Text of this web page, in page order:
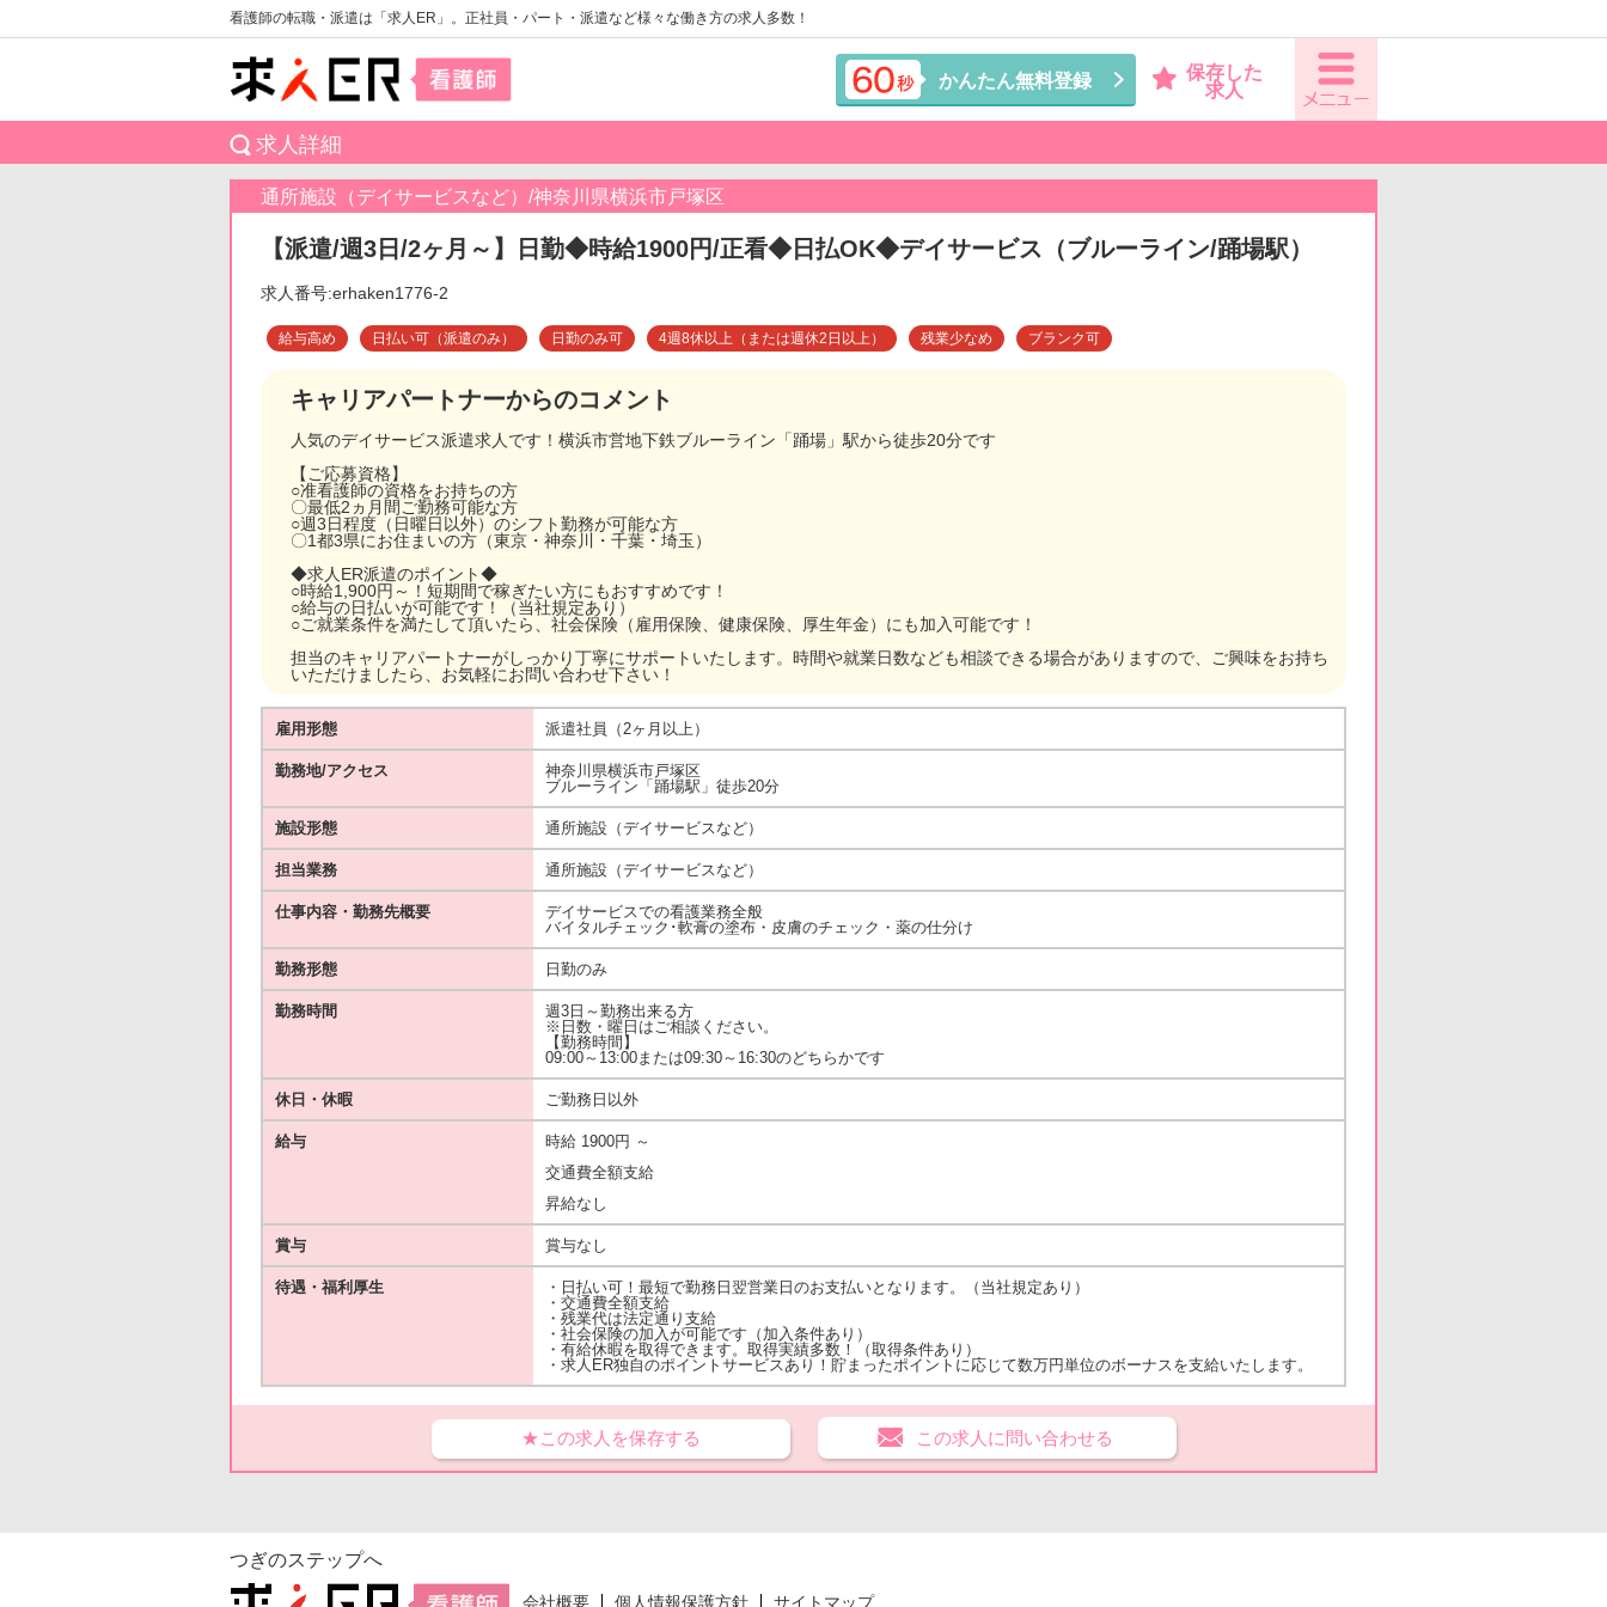
看護師の転職・派遣は「求人ER」。正社員・パート・派遣など様々な働き方の求人多数！
かんたん無料登録
保存した
求人
求人詳細
通所施設（デイサービスなど）/神奈川県横浜市戸塚区
【派遣/週3日/2ヶ月～】日勤◆時給1900円/正看◆日払OK◆デイサービス（ブルーライン/踊場駅）
求人番号:erhaken1776-2
給与高め 日払い可（派遣のみ） 日勤のみ可 4週8休以上（または週休2日以上） 残業少なめ ブランク可
キャリアパートナーからのコメント
人気のデイサービス派遣求人です！横浜市営地下鉄ブルーライン「踊場」駅から徒歩20分です
【ご応募資格】
○准看護師の資格をお持ちの方
〇最低2ヵ月間ご勤務可能な方
○週3日程度（日曜日以外）のシフト勤務が可能な方
〇1都3県にお住まいの方（東京・神奈川・千葉・埼玉）
◆求人ER派遣のポイント◆
○時給1,900円～！短期間で稼ぎたい方にもおすすめです！
○給与の日払いが可能です！（当社規定あり）
○ご就業条件を満たして頂いたら、社会保険（雇用保険、健康保険、厚生年金）にも加入可能です！
担当のキャリアパートナーがしっかり丁寧にサポートいたします。時間や就業日数なども相談できる場合がありますので、ご興味をお持ち
いただけましたら、お気軽にお問い合わせ下さい！
雇用形態 派遣社員（2ヶ月以上）
勤務地/アクセス
神奈川県横浜市戸塚区
ブルーライン「踊場駅」徒歩20分
施設形態 通所施設（デイサービスなど）
担当業務 通所施設（デイサービスなど）
仕事内容・勤務先概要
デイサービスでの看護業務全般
バイタルチェック･軟膏の塗布・皮膚のチェック・薬の仕分け
勤務形態 日勤のみ
勤務時間
週3日～勤務出来る方
※日数・曜日はご相談ください。
【勤務時間】
09:00～13:00または09:30～16:30のどちらかです
休日・休暇 ご勤務日以外
給与
時給 1900円 ～
交通費全額支給
昇給なし
賞与 賞与なし
待遇・福利厚生
・日払い可！最短で勤務日翌営業日のお支払いとなります。（当社規定あり）
・交通費全額支給
・残業代は法定通り支給
・社会保険の加入が可能です（加入条件あり）
・有給休暇を取得できます。取得実績多数！（取得条件あり）
・求人ER独自のポイントサービスあり！貯まったポイントに応じて数万円単位のボーナスを支給いたします。
★この求人を保存する この求人に問い合わせる
つぎのステップへ
会社概要 個人情報保護方針 サイトマップ